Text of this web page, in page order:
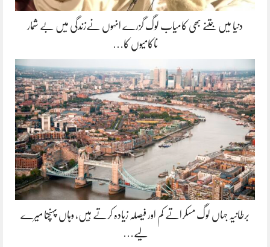
دنیا میں جتنے بھی کامیاب لوگ گزرے انہوں نےزندگی میں بے شمار
ناکامیوں کا…
برطانیہ جہاں لوگ مسکراتے کم اور فیصلہ زیادہ کرتے ہیں، وہاں پہنچنا میرے
لیے…